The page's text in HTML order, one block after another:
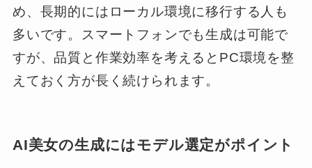
め、長期的にはローカル環境に移行する人も
多いです。スマートフォンでも生成は可能で
すが、品質と作業効率を考えるとPC環境を整
えておく方が長く続けられます。
AI美女の生成にはモデル選定がポイント